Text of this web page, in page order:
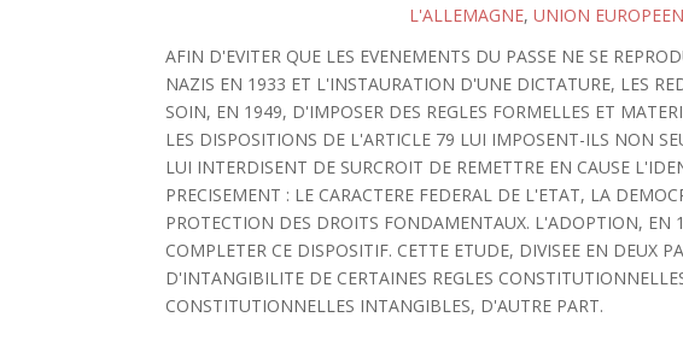
L'ALLEMAGNE, UNION
AFIN D'EVITER QUE LES EVENEMENTS DU PASSE NE SE
NAZIS EN 1933 ET L'INSTAURATION D'UNE DICTATURE, LES
SOIN, EN 1949, D'IMPOSER DES REGLES FORMELLES ET
LES DISPOSITIONS DE L'ARTICLE 79 LUI IMPOSENT-ILS NON
LUI INTERDISENT DE SURCROIT DE REMETTRE EN CAUSE
PRECISEMENT : LE CARACTERE FEDERAL DE L'ETAT, LA
PROTECTION DES DROITS FONDAMENTAUX. L'ADOPTION, EN
COMPLETER CE DISPOSITIF. CETTE ETUDE, DIVISEE EN DEUX
D'INTANGIBILITE DE CERTAINES REGLES
CONSTITUTIONNELLES INTANGIBLES, D'AUTRE PART.